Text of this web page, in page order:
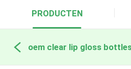
PRODUCTEN
oem clear lip gloss